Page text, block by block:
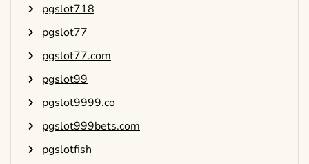
pgslot718
pgslot77
pgslot77.com
pgslot99
pgslot9999.co
pgslot999bets.com
pgslotfish